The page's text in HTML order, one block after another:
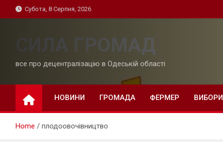
to
Субота, 8 Серпня, 2026
СИЛА ГРОМАД
все про децентралізацію в Одеській області
НОВИНИ ГРОМАДА ФЕРМЕР ВИБОРИ
Home плодоовочівництво